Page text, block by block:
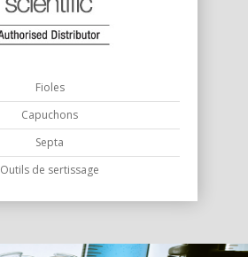
Fioles
Capuchons
Septa
Outils de sertissage